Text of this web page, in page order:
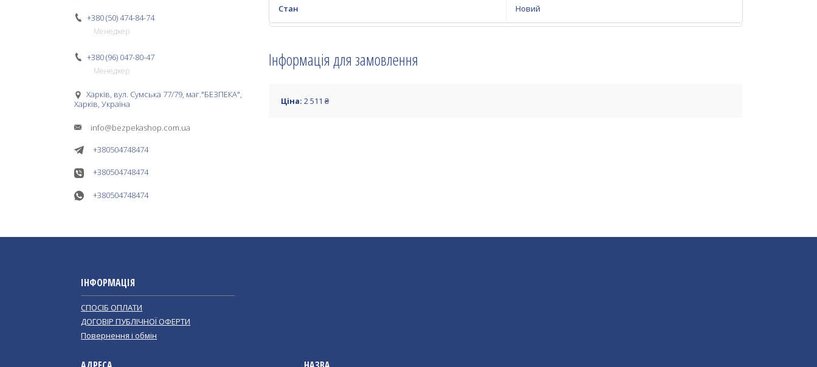
Стан Новий
Інформація для замовлення
Ціна: 2 511 ₴
+380 (50) 474-84-74
Менеджер
+380 (96) 047-80-47
Менеджер
Харків, вул. Сумська 77/79, маг."БЕЗПЕКА",
Харків, Україна
info@bezpekashop.com.ua
+380504748474
+380504748474
+380504748474
ІНФОРМАЦІЯ
СПОСІБ ОПЛАТИ
ДОГОВІР ПУБЛІЧНОЇ ОФЕРТИ
Повернення і обмін